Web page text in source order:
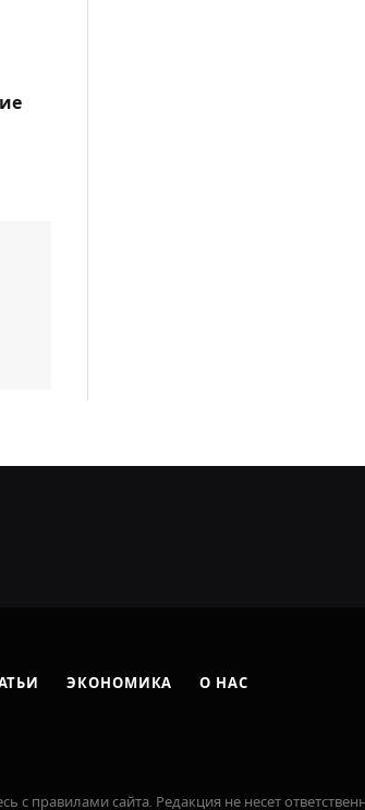
ЭКОНОМИКА О НАС
с правилами сайта. Редакция не несет